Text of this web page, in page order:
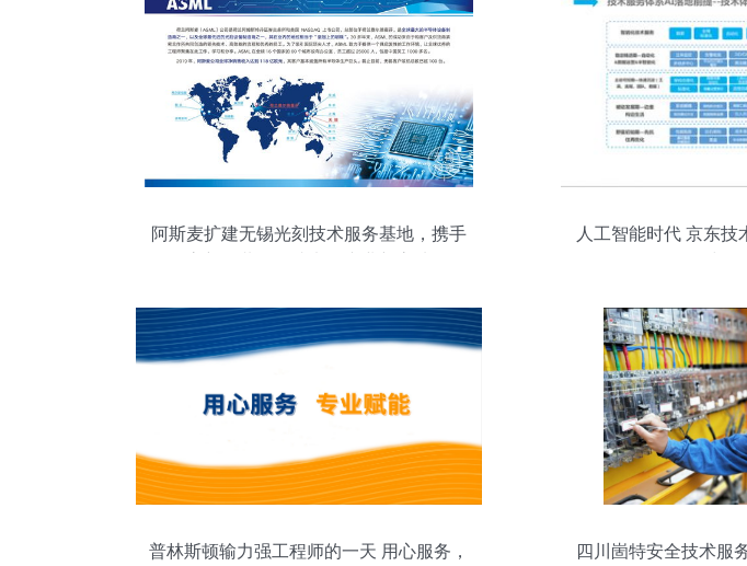
阿斯麦扩建无锡光刻技术服务基地，携手
人工智能时代 京东技
普林斯顿输力强工程师的一天 用心服务，
四川崮特安全技术服